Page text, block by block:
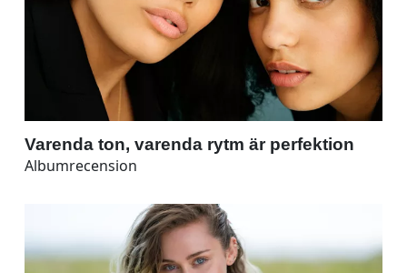
Varenda ton, varenda rytm är perfektion
Albumrecension